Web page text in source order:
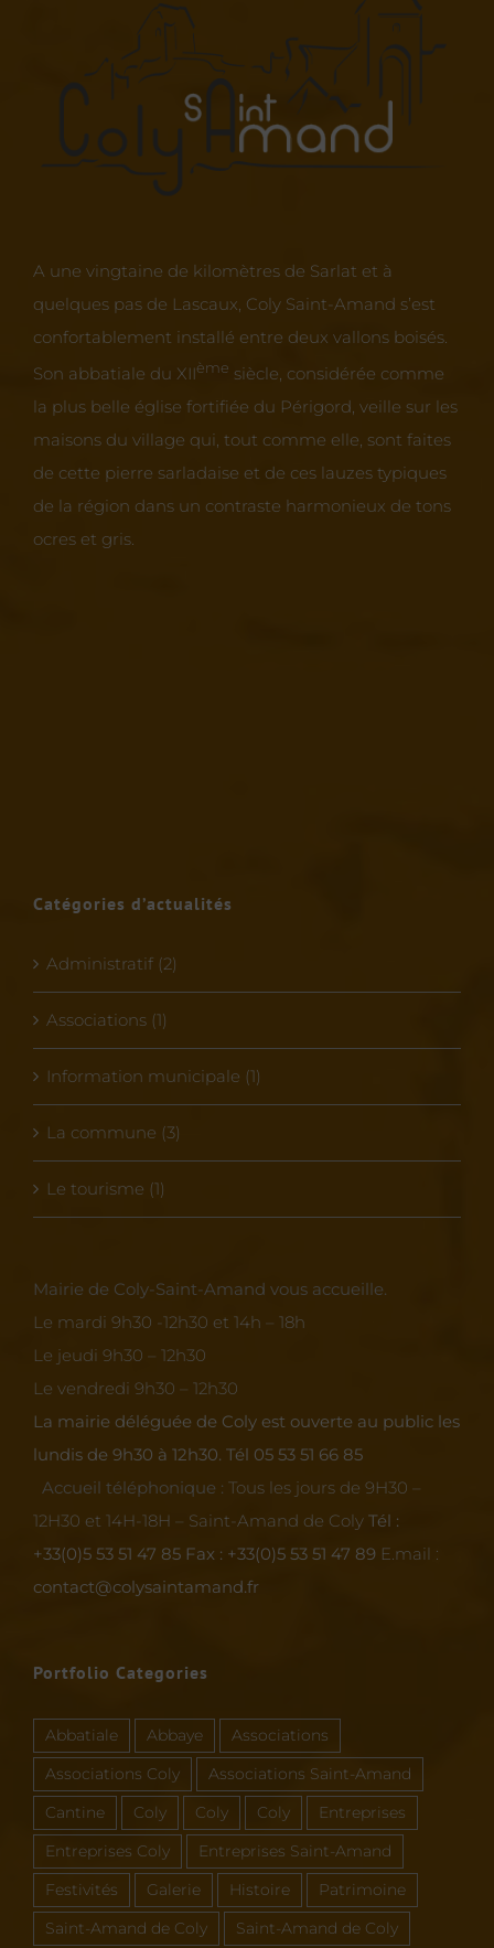
A une vingtaine de kilomètres de Sarlat et à
quelques pas de Lascaux, Coly Saint-Amand s’est
confortablement installé entre deux vallons boisés.
Son abbatiale du XIIème siècle, considérée comme
la plus belle église fortifiée du Périgord, veille sur les
maisons du village qui, tout comme elle, sont faites
de cette pierre sarladaise et de ces lauzes typiques
de la région dans un contraste harmonieux de tons
ocres et gris.
Catégories d’actualités
Administratif (2)
Associations (1)
Information municipale (1)
La commune (3)
Le tourisme (1)
Mairie de Coly-Saint-Amand vous accueille.
Le mardi 9h30 -12h30 et 14h – 18h
Le jeudi 9h30 – 12h30
Le vendredi 9h30 – 12h30
La mairie déléguée de Coly est ouverte au public les
lundis de 9h30 à 12h30. Tél 05 53 51 66 85
Accueil téléphonique : Tous les jours de 9H30 –
12H30 et 14H-18H – Saint-Amand de Coly Tél :
+33(0)5 53 51 47 85 Fax : +33(0)5 53 51 47 89 E.mail :
contact@colysaintamand.fr
Portfolio Categories
Abbatiale Abbaye Associations
Associations Coly Associations Saint-Amand
Cantine Coly Coly Coly Entreprises
Entreprises Coly Entreprises Saint-Amand
Festivités Galerie Histoire Patrimoine
Saint-Amand de Coly Saint-Amand de Coly